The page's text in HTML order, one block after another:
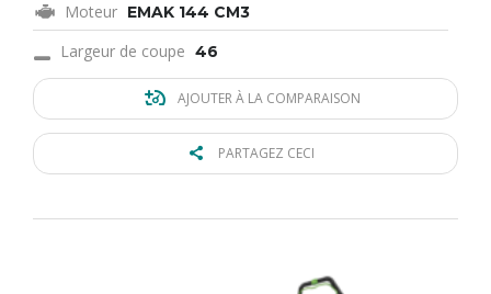
Moteur EMAK 144 CM3
Largeur de coupe 46
AJOUTER À LA COMPARAISON
PARTAGEZ CECI